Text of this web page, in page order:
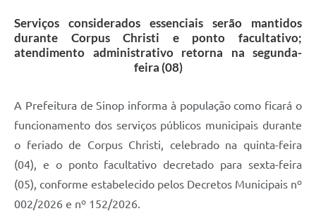
Serviços considerados essenciais serão mantidos
durante Corpus Christi e ponto facultativo;
atendimento administrativo retorna na segunda-
feira (08)
A Prefeitura de Sinop informa à população como ficará o
funcionamento dos serviços públicos municipais durante
o feriado de Corpus Christi, celebrado na quinta-feira
(04), e o ponto facultativo decretado para sexta-feira
(05), conforme estabelecido pelos Decretos Municipais nº
002/2026 e nº 152/2026.